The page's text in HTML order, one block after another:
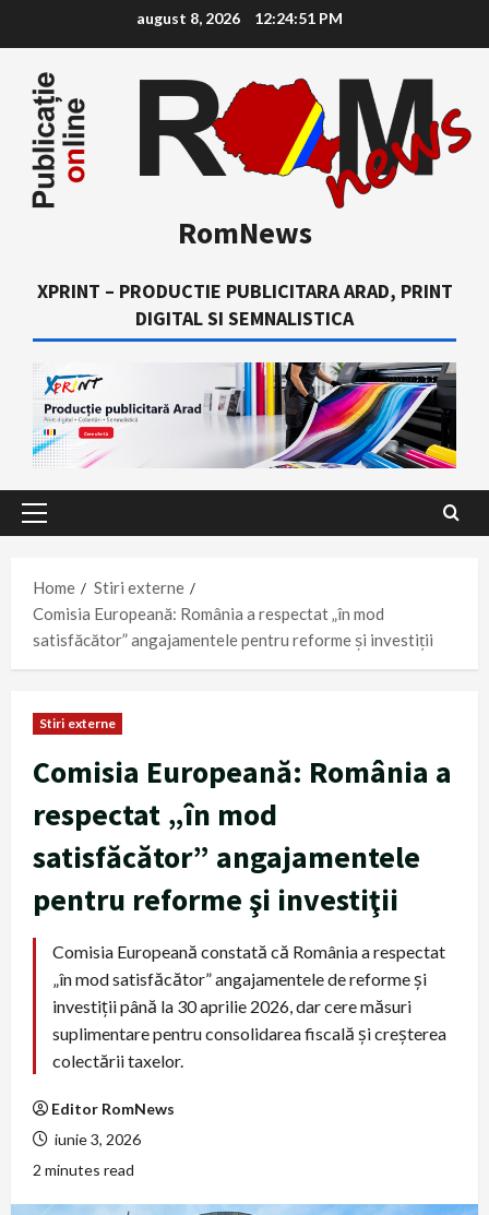
content
august 8, 2026 12:24:52 PM
RomNews
XPRINT – PRODUCTIE PUBLICITARA ARAD, PRINT
DIGITAL SI SEMNALISTICA
Primary
Home
Stiri externe
Comisia Europeană: România a respectat „în mod
satisfăcător” angajamentele pentru reforme şi investiţii
Stiri externe
Comisia Europeană: România a
respectat „în mod
satisfăcător” angajamentele
pentru reforme şi investiţii
Comisia Europeană constată că România a respectat
„în mod satisfăcător” angajamentele de reforme şi
investiţii până la 30 aprilie 2026, dar cere măsuri
suplimentare pentru consolidarea fiscală şi creşterea
colectării taxelor.
Editor RomNews
iunie 3, 2026
2 minutes read